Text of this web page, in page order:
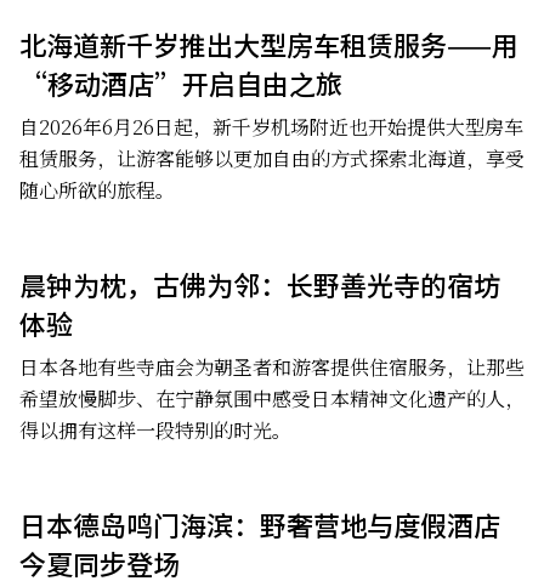
北海道新千岁推出大型房车租赁服务——用
“移动酒店”开启自由之旅
自2026年6月26日起，新千岁机场附近也开始提供大型房车
租赁服务，让游客能够以更加自由的方式探索北海道，享受
随心所欲的旅程。
晨钟为枕，古佛为邻：长野善光寺的宿坊
体验
日本各地有些寺庙会为朝圣者和游客提供住宿服务，让那些
希望放慢脚步、在宁静氛围中感受日本精神文化遗产的人，
得以拥有这样一段特别的时光。
日本德岛鸣门海滨：野奢营地与度假酒店
今夏同步登场